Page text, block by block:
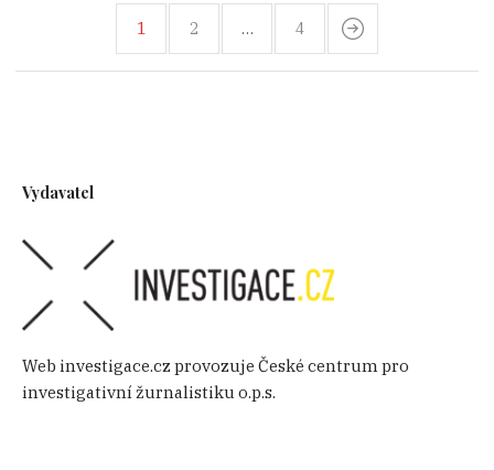
1 2 … 4
Vydavatel
Web investigace.cz provozuje České centrum pro
investigativní žurnalistiku o.p.s.